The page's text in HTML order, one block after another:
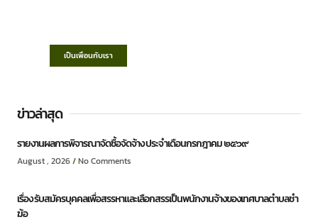
เป็นเพื่อนกับเรา
ข่าวล่าสุด
รายงานผลการพิจารณาจัดซื้อจัดจ้าง ประจำเดือนกรกฎาคม ๒๕๖๙
August , 2026 No Comments
เรื่อง รับสมัครบุคคลเพื่อสรรหาและเลือกสรรเป็นพนักงานจ้างของเทศบาลตำบลชำ
ฆ้อ